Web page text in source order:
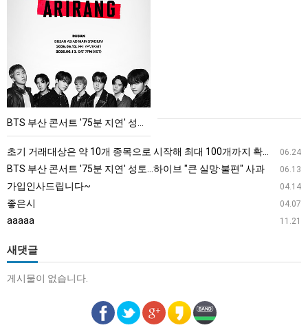
서
트
'75
분
브
"큰
실
BTS 부산 콘서트 '75분 지연' 성토…하이브 "큰 실망·불편" 사과
06.24
초기 거래대상은 약 10개 종목으로 시작해 최대 100개까지 확대할 방침이다. 구체적인 거래 대상 ETF는 아직 확정되지 않았지만, 시장 대표성이나 거래량을 고려해 선정할 계획이다.
06.13
BTS 부산 콘서트 '75분 지연' 성토…하이브 "큰 실망·불편" 사과
04.14
가입인사드립니다~
04.07
좋은시
11.21
aaaaa
새댓글
게시물이 없습니다.